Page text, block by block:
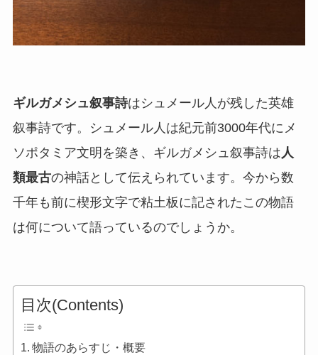
ギルガメシュ叙事詩はシュメール人が残した英雄
叙事詩です。シュメール人は紀元前3000年代にメ
ソポタミア文明を築き、ギルガメシュ叙事詩は 人
類最古の神話として伝えられています。今から数
千年も前に楔形文字で粘土板に記されたこの物語
は何について語っているのでしょうか。
目次(Contents)
物語のあらすじ・概要